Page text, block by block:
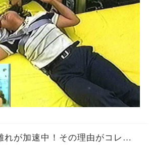
れが加速中！その理由がコレ…